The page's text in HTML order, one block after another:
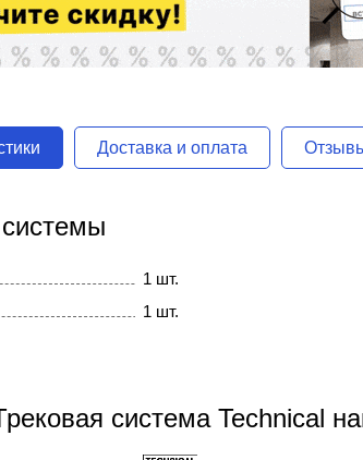
Доставка и оплата
1 шт.
1 шт.
система Technical